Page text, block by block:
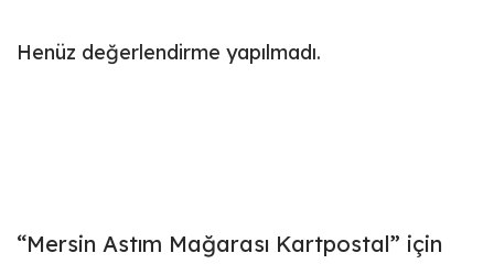
Henüz değerlendirme yapılmadı.
“Mersin Astım Mağarası Kartpostal” için